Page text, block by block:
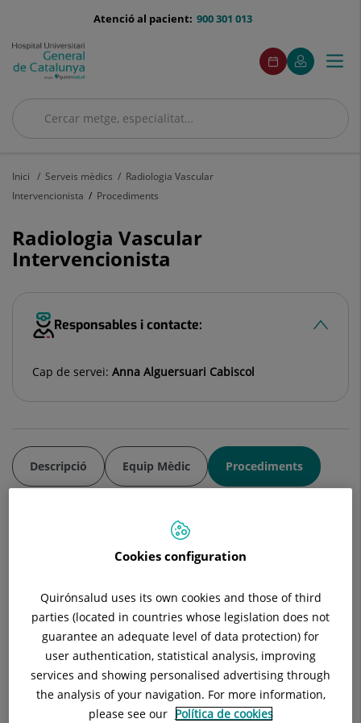
menu-
900 301 013
Atenció al pacient:
Cercar
Cercar
menuAcceso
Demaneu
cita
Aquest
enllaç
s'obrirà
una
El
meu
Aquest
enllaç
s'obrirà
una
finestra
Menú
Inici Serveis mèdics
Radiologia Vascular
Intervencionista
Procediments
Radiologia Vascular
Intervencionista
Responsables i contacte:
Cap de servei: Anna Alguersuari Cabiscol
Descripció Equip Mèdic Procediments
PROCEDIMENTS RADIOLOGIA VASCULAR
EMBOLITZACIÓ DE MIOMES UTERINS
Els miomes uterins són tumors benignes que afecten gairebé
el 50% de les dones a partir dels 40 anys i continuen
suposant la causa més freqüent d'indicació quirúrgica per
patologia benigna. Poden ocasionar menstruacions
Cookies configuration
Quirónsalud uses its own cookies and those of third
parties (located in countries whose legislation does not
guarantee an adequate level of data protection) for
user authentication, statistical analysis, improving
services and showing personalised advertising through
the analysis of your navigation. For more information,
please see our Política de cookies